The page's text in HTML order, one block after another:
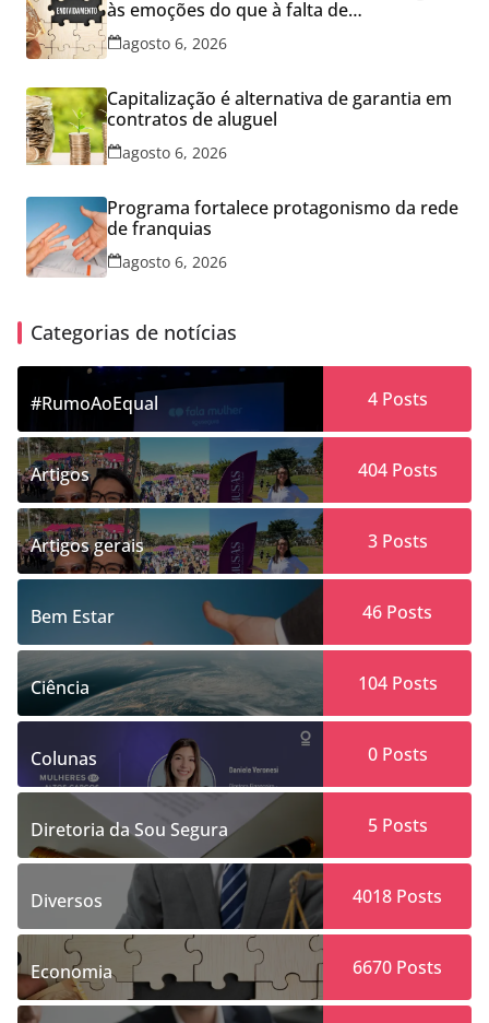
às emoções do que à falta de
conhecimento
agosto 6, 2026
Capitalização é alternativa de garantia em
contratos de aluguel
agosto 6, 2026
Programa fortalece protagonismo da rede
de franquias
agosto 6, 2026
Categorias de notícias
#RumoAoEqual 4Posts
Artigos 404Posts
Artigos gerais 3Posts
Bem Estar 46 Posts
Ciência 104Posts
Colunas 0Posts
Diretoria da Sou Segura 5Posts
Diversos 4018 Posts
Economia 6670 Posts